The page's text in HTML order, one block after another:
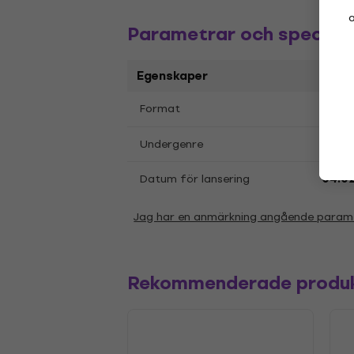
Parametrar och
Egenskaper
Format
Undergenre
Datum för lansering
Jag har en anmärkning angående
Rekommenderade